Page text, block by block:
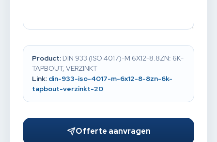
Product: DIN 933 (ISO 4017)-M 6X12-8.8ZN: 6K-
TAPBOUT, VERZINKT
Link: din-933-iso-4017-m-6x12-8-8zn-6k-
tapbout-verzinkt-20
Offerte aanvragen